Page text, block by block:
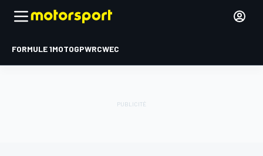
FORMULE 1MOTOGPWRCWEC